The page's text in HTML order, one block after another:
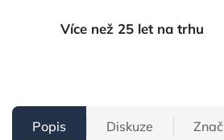
Více než 25 let na trhu
Popis Diskuze